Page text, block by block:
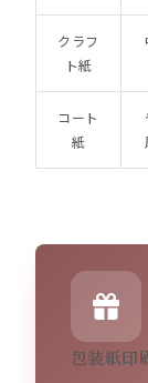
クラフ
ト紙
コート
紙
包装紙印